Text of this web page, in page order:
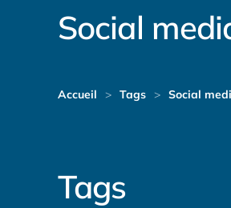
Social
Accueil Tags Social
Tags